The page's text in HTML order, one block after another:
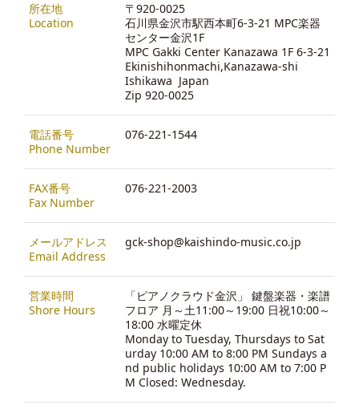
所在地
Location
〒920-0025
石川県金沢市駅西本町6-3-21 MPC楽器
センター金沢1F
MPC Gakki Center Kanazawa 1F 6-3-21
Ekinishihonmachi,Kanazawa-shi
Ishikawa Japan
Zip 920-0025
電話番号
Phone Number
076-221-1544
FAX番号
Fax Number
076-221-2003
メールアドレス
Email Address
gck-shop@kaishindo-music.co.jp
営業時間
Shore Hours
「ピアノクラウド金沢」 鍵盤楽器・楽譜
フロア 月～土11:00～19:00 日祝10:00～
18:00 水曜定休
Monday to Tuesday, Thursdays to Sat
urday 10:00 AM to 8:00 PM Sundays a
nd public holidays 10:00 AM to 7:00 P
M Closed: Wednesday.